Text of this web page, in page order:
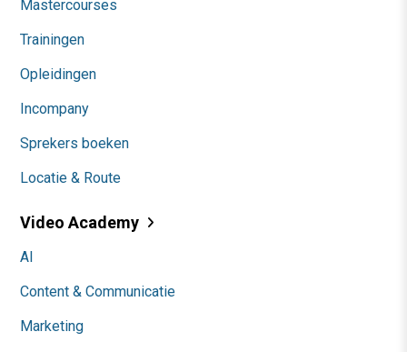
Mastercourses
Trainingen
Opleidingen
Incompany
Sprekers boeken
Locatie & Route
Video Academy
AI
Content & Communicatie
Marketing